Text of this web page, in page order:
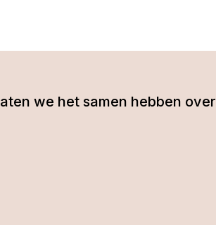
we het samen hebben over